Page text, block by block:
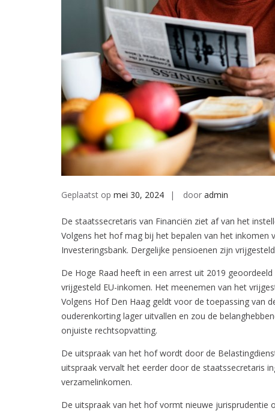
Geplaatst op mei 30, 2024 door admin
De staatssecretaris van Financiën ziet af van het
Volgens het hof mag bij het bepalen van het
Investeringsbank. Dergelijke pensioenen zijn
De Hoge Raad heeft in een arrest uit 2019
vrijgesteld EU-inkomen. Het meenemen van het
Volgens Hof Den Haag geldt voor de toepassing van
ouderenkorting lager uitvallen en zou de
onjuiste rechtsopvatting.
De uitspraak van het hof wordt door de
uitspraak vervalt het eerder door de staatssecretaris
verzamelinkomen.
De uitspraak van het hof vormt nieuwe jurisprudentie